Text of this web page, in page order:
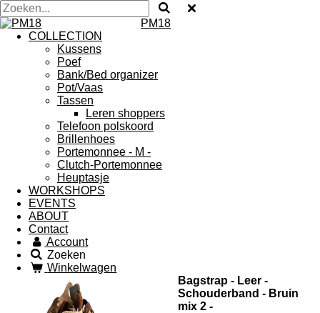
PM18
COLLECTION
Kussens
Poef
Bank/Bed organizer
Pot/Vaas
Tassen
Leren shoppers
Telefoon polskoord
Brillenhoes
Portemonnee - M -
Clutch-Portemonnee
Heuptasje
WORKSHOPS
EVENTS
ABOUT
Contact
Account
Zoeken
Winkelwagen
Bagstrap - Leer -
Schouderband - Bruin
mix 2 -